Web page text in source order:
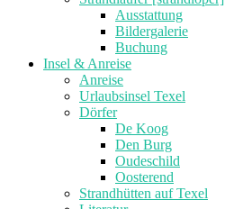
Ausstattung
Bildergalerie
Buchung
Insel & Anreise
Anreise
Urlaubsinsel Texel
Dörfer
De Koog
Den Burg
Oudeschild
Oosterend
Strandhütten auf Texel